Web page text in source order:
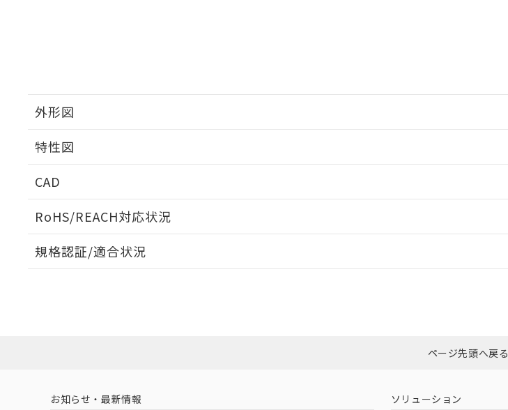
外形図
特性図
CAD
RoHS/REACH対応状況
EU RoHS 注意事項・凡例
ダウンロードはこちら
規格認証/適合状況
（イギリス
（ノルウェー
（日本
（アメリカ
ページ先頭へ戻る
お知らせ・最新情報 ソリューション